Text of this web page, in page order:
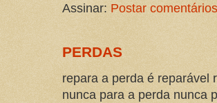
Assinar: Postar
PERDAS
repara a perda é reparável
nunca para a perda nunca